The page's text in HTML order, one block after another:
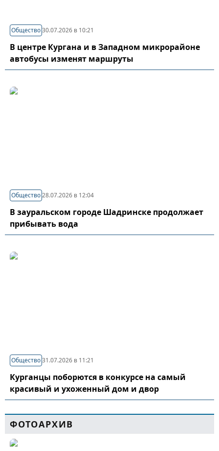
Общество30.07.2026 в 10:21
В центре Кургана и в Западном микрорайоне
автобусы изменят маршруты
Общество28.07.2026 в 12:04
В зауральском городе Шадринске продолжает
прибывать вода
Общество31.07.2026 в 11:21
Курганцы поборются в конкурсе на самый
красивый и ухоженный дом и двор
ФОТОАРХИВ